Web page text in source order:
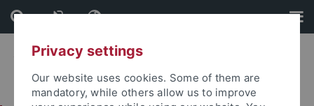
Skip
to
content
Skip
to
footerPrivacy settings
Our website uses cookies. Some of them are
mandatory, while others allow us to improve